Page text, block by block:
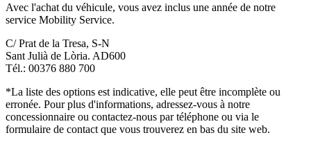
Avec l'achat du véhicule, vous avez inclus une année de notre
service Mobility Service.
C/ Prat de la Tresa, S-N
Sant Julià de Lòria. AD600
Tél.: 00376 880 700
*La liste des options est indicative, elle peut être incomplète ou
erronée. Pour plus d'informations, adressez-vous à notre
concessionnaire ou contactez-nous par téléphone ou via le
formulaire de contact que vous trouverez en bas du site web.